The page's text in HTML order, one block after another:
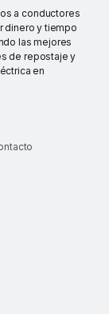
a conductores
dinero y tiempo
las mejores
de repostaje y
en